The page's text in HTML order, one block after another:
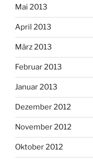
Mai 2013
April 2013
März 2013
Februar 2013
Januar 2013
Dezember 2012
November 2012
Oktober 2012